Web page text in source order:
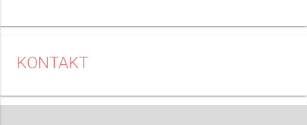
KONTAKT